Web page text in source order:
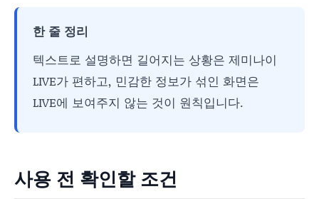
한 줄 정리
텍스트로 설명하면 길어지는 상황은 제미나이
LIVE가 편하고, 민감한 정보가 섞인 화면은
LIVE에 보여주지 않는 것이 원칙입니다.
사용 전 확인할 조건